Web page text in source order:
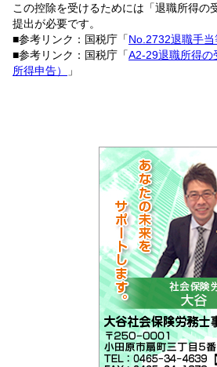
この控除を受けるためには「退職所得の
提出が必要です。
■参考リンク：国税庁「No.2732退職手
■参考リンク：国税庁「A2-29退職所得の
所得申告）
」